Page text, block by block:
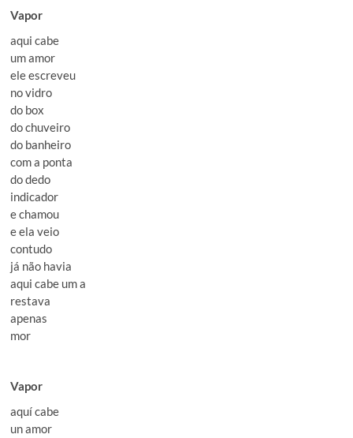
Vapor
aqui cabe
um amor
ele escreveu
no vidro
do box
do chuveiro
do banheiro
com a ponta
do dedo
indicador
e chamou
e ela veio
contudo
já não havia
aqui cabe um a
restava
apenas
mor
Vapor
aquí cabe
un amor